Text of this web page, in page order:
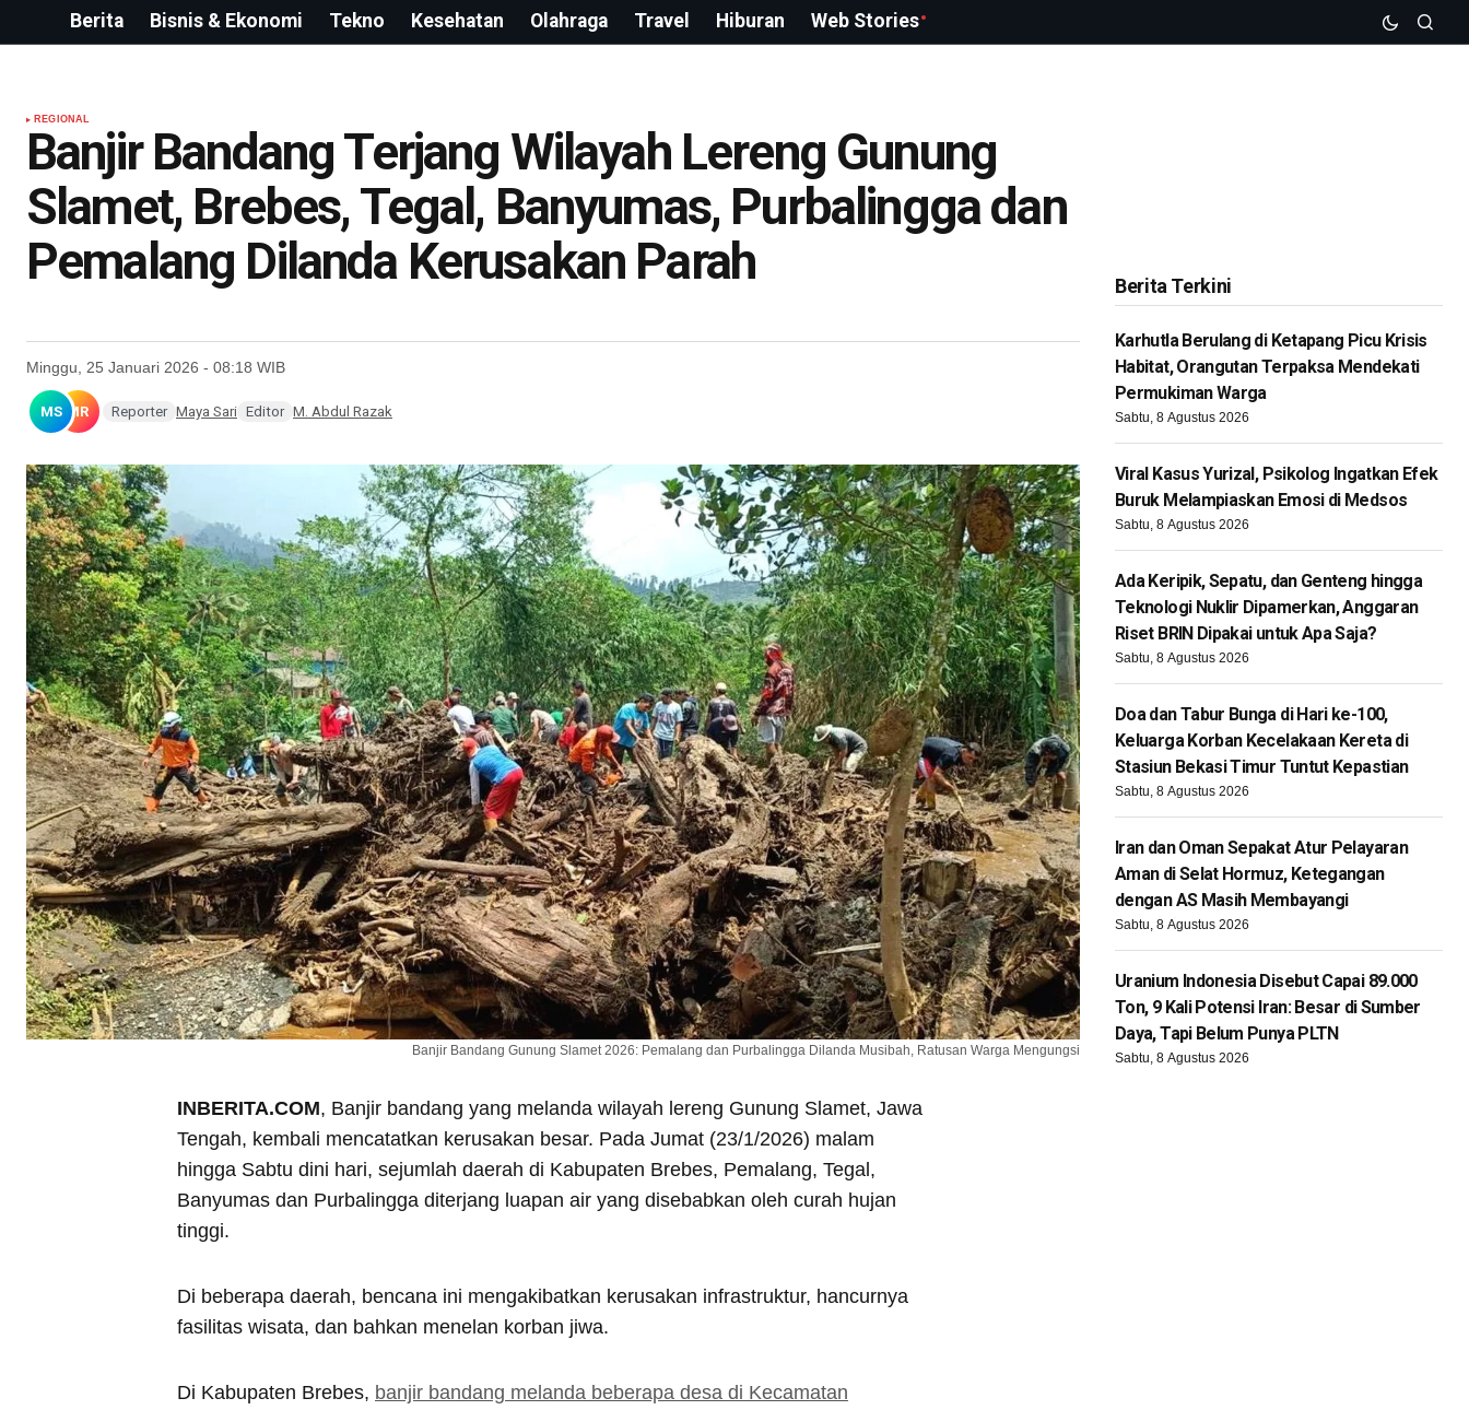
Berita Bisnis & Ekonomi Tekno Kesehatan Olahraga Travel Hiburan Web Stories
REGIONAL
Banjir Bandang Terjang Wilayah Lereng Gunung
Slamet, Brebes, Tegal, Banyumas, Purbalingga dan
Pemalang Dilanda Kerusakan Parah
Minggu, 25 Januari 2026 - 08:18 WIB
MS MR Reporter Maya Sari Editor M. Abdul Razak
Banjir Bandang Gunung Slamet 2026: Pemalang dan Purbalingga Dilanda Musibah, Ratusan Warga Mengungsi
INBERITA.COM, Banjir bandang yang melanda wilayah lereng Gunung Slamet, Jawa
Tengah, kembali mencatatkan kerusakan besar. Pada Jumat (23/1/2026) malam
hingga Sabtu dini hari, sejumlah daerah di Kabupaten Brebes, Pemalang, Tegal,
Banyumas dan Purbalingga diterjang luapan air yang disebabkan oleh curah hujan
tinggi.
Di beberapa daerah, bencana ini mengakibatkan kerusakan infrastruktur, hancurnya
fasilitas wisata, dan bahkan menelan korban jiwa.
Di Kabupaten Brebes, banjir bandang melanda beberapa desa di Kecamatan
Berita Terkini
Karhutla Berulang di Ketapang Picu Krisis
Habitat, Orangutan Terpaksa Mendekati
Permukiman Warga
Sabtu, 8 Agustus 2026
Viral Kasus Yurizal, Psikolog Ingatkan Efek
Buruk Melampiaskan Emosi di Medsos
Sabtu, 8 Agustus 2026
Ada Keripik, Sepatu, dan Genteng hingga
Teknologi Nuklir Dipamerkan, Anggaran
Riset BRIN Dipakai untuk Apa Saja?
Sabtu, 8 Agustus 2026
Doa dan Tabur Bunga di Hari ke-100,
Keluarga Korban Kecelakaan Kereta di
Stasiun Bekasi Timur Tuntut Kepastian
Sabtu, 8 Agustus 2026
Iran dan Oman Sepakat Atur Pelayaran
Aman di Selat Hormuz, Ketegangan
dengan AS Masih Membayangi
Sabtu, 8 Agustus 2026
Uranium Indonesia Disebut Capai 89.000
Ton, 9 Kali Potensi Iran: Besar di Sumber
Daya, Tapi Belum Punya PLTN
Sabtu, 8 Agustus 2026